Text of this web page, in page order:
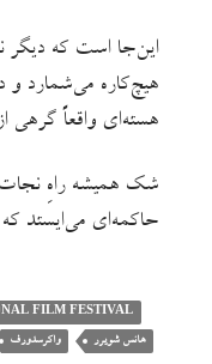
این‌جا است که دیگر
هیچ‌کاره می‌شمارد و
هسته‌ای واقعاً گرهی
شک همیشه راهِ نجات
حاکمه‌ای می‌ایستد
FILM FESTIVAL
هانس شویرر واکرسدورف